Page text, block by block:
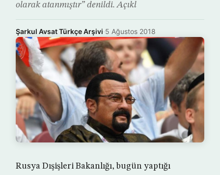
olarak atanmıştır” denildi. Açıkl
Şarkul Avsat Türkçe Arşivi·5 Ağustos 2018
Rusya Dışişleri Bakanlığı, bugün yaptığı